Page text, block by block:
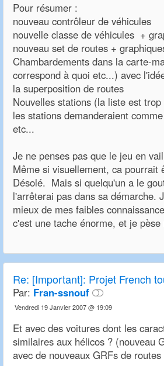
Pour résumer :
nouveau contrôleur de véhicules
nouvelle classe de véhicules +
nouveau set de routes +
Chambardements dans la carte-
correspond à quoi etc...) avec
la superposition de routes
Nouvelles stations (la liste est
les stations demanderaient
etc...
Je ne penses pas que le jeu en
Même si visuellement, ca pourrait
Désolé. Mais si quelqu'un a le
l'arrêterai pas dans sa démarche.
mieux de mes faibles
c'est une tache énorme, et je pèse
Re: [Important]: Projet French
Par: Fran-ssnouf
Vendredi 19 Janvier 2007 @ 19:09
Et avec des voitures dont les
similaires aux hélicos ? (nouveau
avec de nouveaux GRFs de